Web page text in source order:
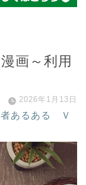
画～利用
2026年1月13日
者あるある Ｖ